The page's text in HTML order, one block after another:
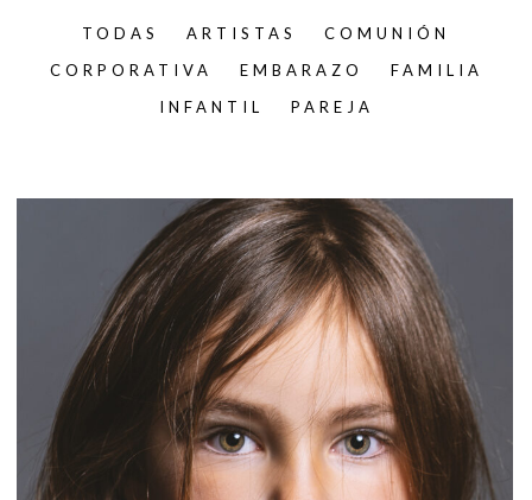
TODAS ARTISTAS
COMUNIÓN
CORPORATIVA
EMBARAZO
FAMILIA
INFANTIL
PAREJA